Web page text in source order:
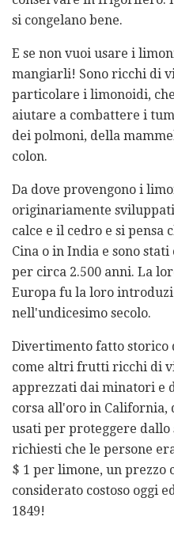
si congelano bene.
E se non vuoi usare i
mangiarli! Sono ricchi di
particolare i limonoidi,
aiutare a combattere i
dei polmoni, della
colon.
Da dove provengono i
originariamente
calce e il cedro e si pensa
Cina o in India e sono
per circa 2.500 anni. La
Europa fu la loro
nell'undicesimo secolo.
Divertimento fatto storico
come altri frutti ricchi di
apprezzati dai minatori e
corsa all'oro in California,
usati per proteggere dallo
richiesti che le persone
$ 1 per limone, un prezzo
considerato costoso oggi
1849!